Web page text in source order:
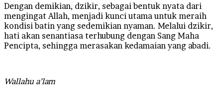
Dengan demikian, dzikir, sebagai bentuk nyata dari
mengingat Allah, menjadi kunci utama untuk meraih
kondisi batin yang sedemikian nyaman. Melalui dzikir,
hati akan senantiasa terhubung dengan Sang Maha
Pencipta, sehingga merasakan kedamaian yang abadi.
Wallahu a’lam